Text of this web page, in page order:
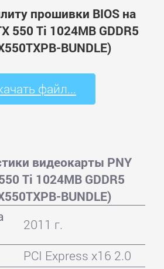
прошивки BIOS на
550 Ti 1024MB GDDR5
BUNDLE)
файл...
видеокарты PNY
Ti 1024MB GDDR5
BUNDLE)
2011 г.
PCI Express x16 2.0